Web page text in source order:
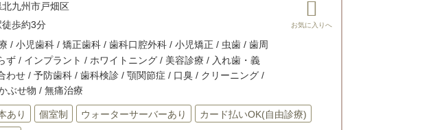
北九州市戸畑区
徒歩約3分
/ 小児歯科 / 矯正歯科 / 歯科口腔外科 / 小児矯正 / 虫歯 / 歯周
ず / インプラント / ホワイトニング / 美容診療 / 入れ歯・義
わせ / 予防歯科 / 歯科検診 / 顎関節症 / 口臭 / クリーニング /
ぶせ物 / 無痛治療
あり 個室制 ウォーターサーバーあり
カード払いOK(自由診療)